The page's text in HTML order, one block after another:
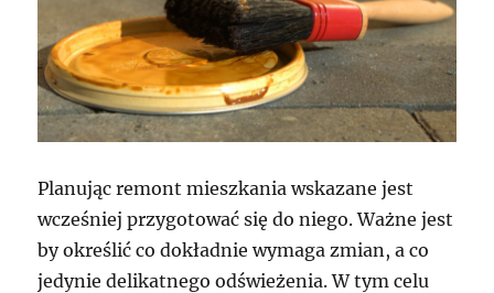
Planując remont mieszkania wskazane jest
wcześniej przygotować się do niego. Ważne jest
by określić co dokładnie wymaga zmian, a co
jedynie delikatnego odświeżenia. W tym celu